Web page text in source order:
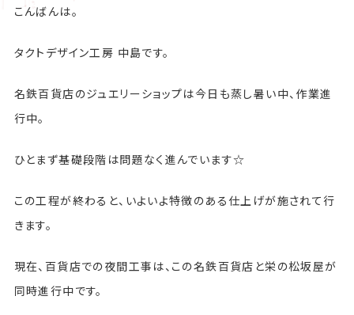
こんばんは。
タクトデザイン工房 中島です。
名鉄百貨店のジュエリーショップは今日も蒸し暑い中、作業進
行中。
ひとまず基礎段階は問題なく進んでいます☆
この工程が終わると、いよいよ特徴のある仕上げが施されて行
きます。
現在、百貨店での夜間工事は、この名鉄百貨店と栄の松坂屋が
同時進行中です。